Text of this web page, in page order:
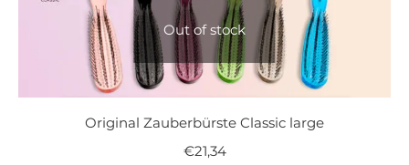
Out of stock
Original Zauberbürste Classic large
€21,34